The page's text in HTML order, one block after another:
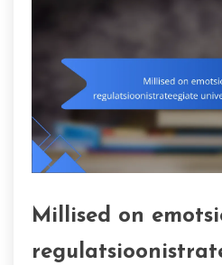
Millised on